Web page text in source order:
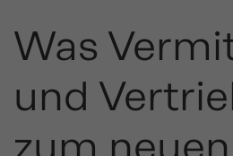
Was
und
zum neuen